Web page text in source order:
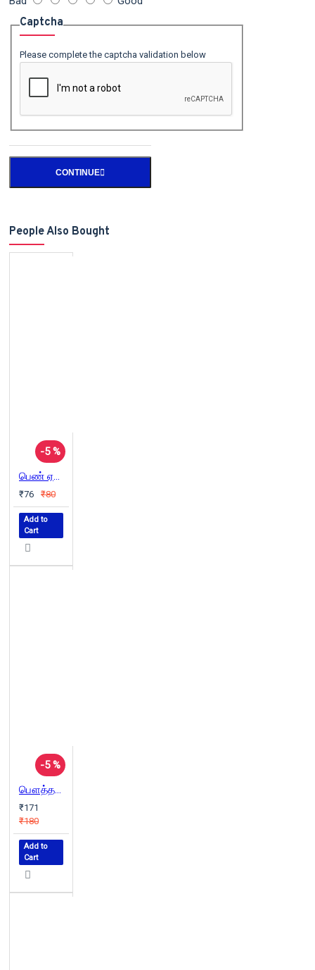
Captcha
Please complete the captcha validation below
CONTINUE
People Also Bought
-5 %
பெண் ஏன் அடிமை ஆனால்? என்கிற கலகக்காரர் தோழர் பெரியார் - 2
₹76 ₹80
Add to
Cart
-5 %
பௌத்தமும் திராவிட இயக்கமும்
₹171
₹180
Add to
Cart